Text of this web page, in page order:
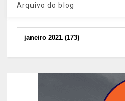
Arquivo do blog